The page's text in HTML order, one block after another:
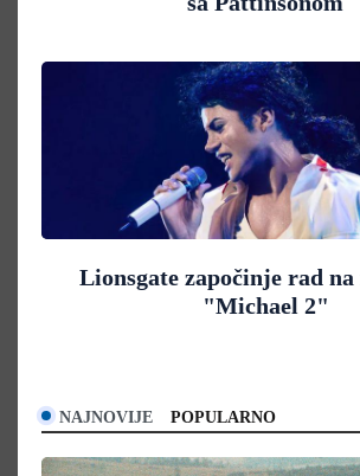
Lionsgate započinje rad na
"Michael 2"
NAJNOVIJE POPULARNO